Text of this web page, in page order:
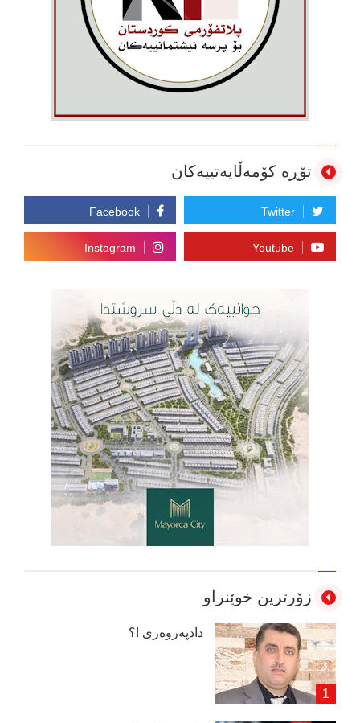
تۆڕە کۆمەڵایەتییەکان
زۆرترین خوێنراو
دادپەروەری !؟